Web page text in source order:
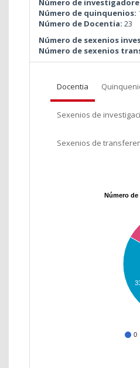
Número de
Número de quinquenios:
Número de Docentia: 23
Número de sexenios
Número de sexenios
Docentia
Sexenios de
Sexenios de
Número
0